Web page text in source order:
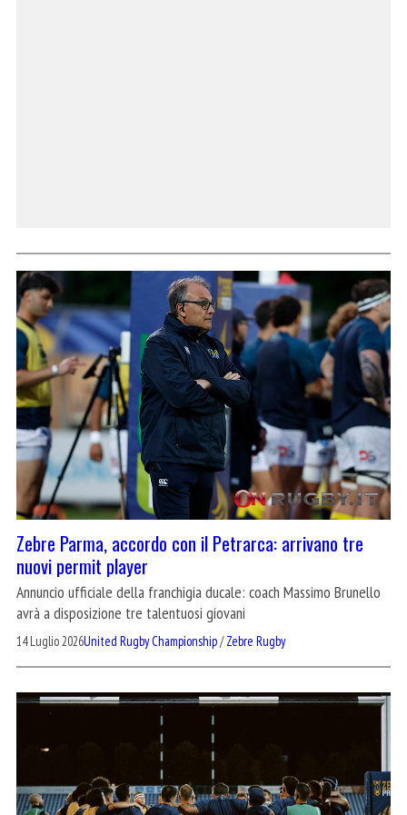
Zebre Parma, accordo con il Petrarca: arrivano tre
nuovi permit player
Annuncio ufficiale della franchigia ducale: coach Massimo Brunello
avrà a disposizione tre talentuosi giovani
14 Luglio 2026United Rugby Championship/Zebre Rugby